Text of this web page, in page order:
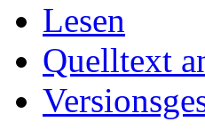
Lesen
Quelltext